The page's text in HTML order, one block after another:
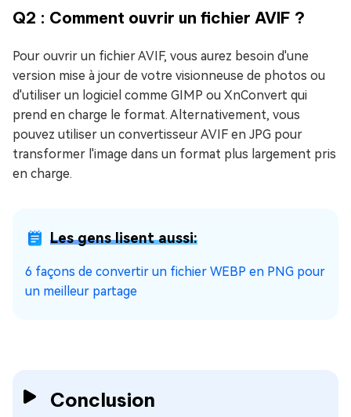
Q2 : Comment ouvrir un fichier AVIF ?
Pour ouvrir un fichier AVIF, vous aurez besoin d'une
version mise à jour de votre visionneuse de photos ou
d'utiliser un logiciel comme GIMP ou XnConvert qui
prend en charge le format. Alternativement, vous
pouvez utiliser un convertisseur AVIF en JPG pour
transformer l'image dans un format plus largement pris
en charge.
Les gens lisent aussi:
6 façons de convertir un fichier WEBP en PNG pour
un meilleur partage
Conclusion